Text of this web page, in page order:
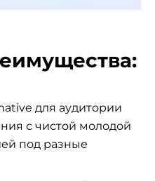
для аудитории
с чистой молодой
под разные